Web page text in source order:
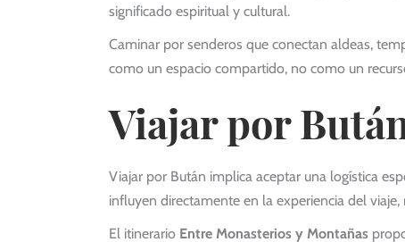
significado espiritual y cultural.
Caminar por senderos que conectan aldeas,
como un espacio compartido, no como un
Viajar por
Viajar por Bután implica aceptar una logística
influyen directamente en la experiencia del
El itinerario Entre Monasterios y Montañas